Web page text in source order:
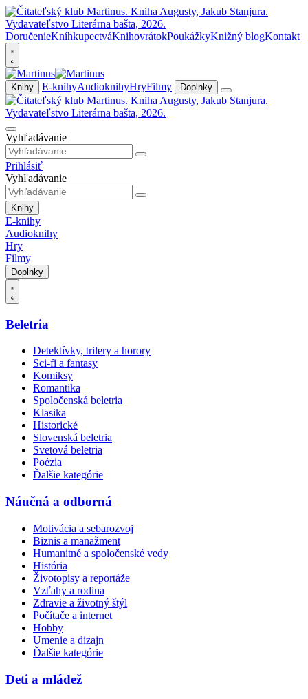
DoručenieKníhkupectváKnihovrátokPoukážkyKnižný blogKontakt
Knihy E-knihyAudioknihyHryFilmy Doplnky
Vyhľadávanie
Prihlásiť
Vyhľadávanie
Knihy
E-knihy
Audioknihy
Hry
Filmy
Doplnky
Beletria
Detektívky, trilery a horory
Sci-fi a fantasy
Komiksy
Romantika
Spoločenská beletria
Klasika
Historické
Slovenská beletria
Svetová beletria
Poézia
Ďalšie kategórie
Náučná a odborná
Motivácia a sebarozvoj
Biznis a manažment
Humanitné a spoločenské vedy
História
Životopisy a reportáže
Vzťahy a rodina
Zdravie a životný štýl
Počítače a internet
Hobby
Umenie a dizajn
Ďalšie kategórie
Deti a mládež